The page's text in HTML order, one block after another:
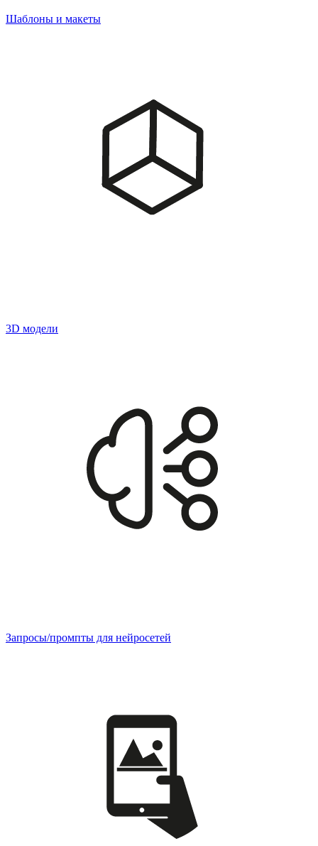
Шаблоны и макеты
3D модели
Запросы/промпты для нейросетей